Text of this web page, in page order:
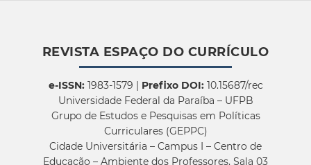
REVISTA ESPAÇO DO CURRÍCULO
e-ISSN:1983-1579 | Prefixo DOI:10.15687/rec
Universidade Federal da Paraíba – UFPB
Grupo de Estudos e Pesquisas em Políticas
Curriculares (GEPPC)
Cidade Universitária – Campus I – Centro de
Educação – Ambiente dos Professores, Sala 03